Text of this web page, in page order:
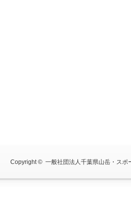
Copyright © 一般社団法人千葉県山岳・スポ